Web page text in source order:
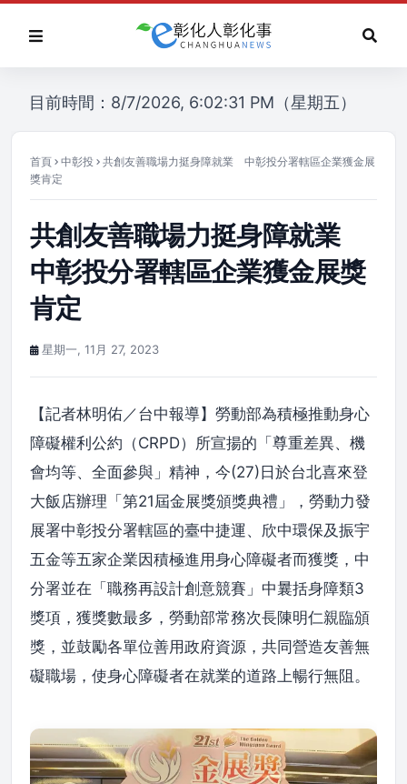
目前時間：8/7/2026, 6:02:31 PM（星期五）
首頁 中彰投
共創友善職場力挺身障就業 中彰投分署轄區企業獲金展
獎肯定
共創友善職場力挺身障就業
中彰投分署轄區企業獲金展獎
肯定
星期一, 11月 27, 2023
【記者林明佑／台中報導】勞動部為積極推動身心
障礙權利公約（CRPD）所宣揚的「尊重差異、機
會均等、全面參與」精神，今(27)日於台北喜來登
大飯店辦理「第21屆金展獎頒獎典禮」，勞動力發
展署中彰投分署轄區的臺中捷運、欣中環保及振宇
五金等五家企業因積極進用身心障礙者而獲獎，中
分署並在「職務再設計創意競賽」中曩括身障類3
獎項，獲獎數最多，勞動部常務次長陳明仁親臨頒
獎，並鼓勵各單位善用政府資源，共同營造友善無
礙職場，使身心障礙者在就業的道路上暢行無阻。